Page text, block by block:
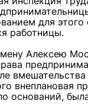
для этого
работницы.
Алексею
вмешательства
внеплановая
оснований,